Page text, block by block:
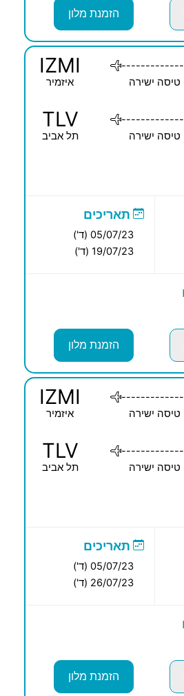
הזמנת מלון
טיסה ישירה
IZMI
איזמיר
טיסה ישירה
TLV
תל אביב
תאריכים
05/07/23 (ד')
19/07/23 (ד')
הזמנת מלון
טיסה ישירה
IZMI
איזמיר
טיסה ישירה
TLV
תל אביב
תאריכים
05/07/23 (ד')
26/07/23 (ד')
הזמנת מלון